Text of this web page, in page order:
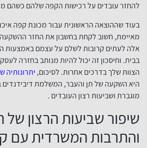
להחזר עובדים על רכישות הקפה שלהם כשהם
בעוד שההוצאה הראשונית עבור מכונת קפה
מאיימת, חשוב לקחת בחשבון את החזר
אלה לעתים קרובות לשלם על עצמם באמצעות
בבית. וחיסכון זה יכול להיות מנותב בחזרה
הצוות שלך בדרכים אחרות. לסיכום,
היא השקעה של תן והעבר, המשלמת דיבידנדים
מוגברת ושביעות רצון העובדים .
שיפור שביעות הרצון של
והתרבות המשרדית עם